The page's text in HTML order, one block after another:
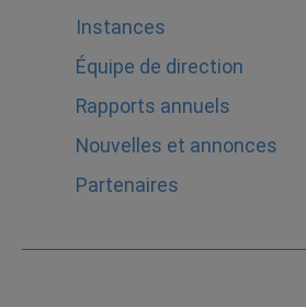
Instances
Équipe de direction
Rapports annuels
Nouvelles et annonces
Partenaires